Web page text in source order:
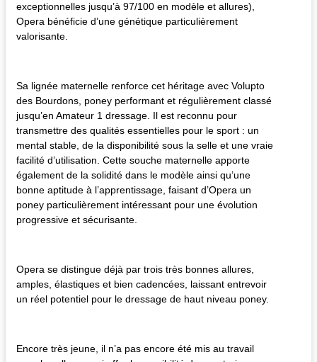
exceptionnelles jusqu’à 97/100 en modèle et allures),
Opera bénéficie d’une génétique particulièrement
valorisante.
Sa lignée maternelle renforce cet héritage avec Volupto
des Bourdons, poney performant et régulièrement classé
jusqu’en Amateur 1 dressage. Il est reconnu pour
transmettre des qualités essentielles pour le sport : un
mental stable, de la disponibilité sous la selle et une vraie
facilité d’utilisation. Cette souche maternelle apporte
également de la solidité dans le modèle ainsi qu’une
bonne aptitude à l’apprentissage, faisant d’Opera un
poney particulièrement intéressant pour une évolution
progressive et sécurisante.
Opera se distingue déjà par trois très bonnes allures,
amples, élastiques et bien cadencées, laissant entrevoir
un réel potentiel pour le dressage de haut niveau poney.
Encore très jeune, il n’a pas encore été mis au travail